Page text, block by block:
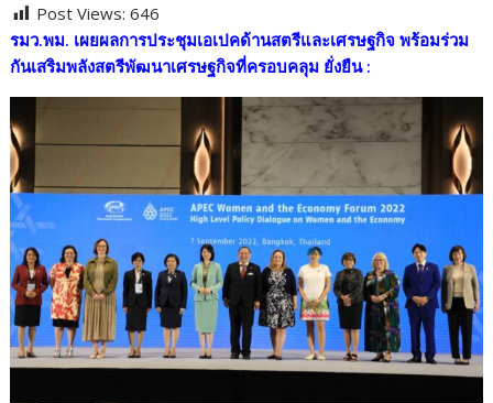
e
b
o
o
itt
er
e p
y
Li
n
k
ar
e
Post Views: 646
รมว.พม. เผยผลการประชุมเอเปคด้านสตรีและเศรษฐกิจ พร้อมร่วม
กันเสริมพลังสตรีพัฒนาเศรษฐกิจที่ครอบคลุม ยั่งยืน :